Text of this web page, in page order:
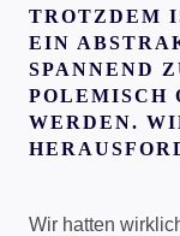
TROTZDEM
EIN
SPANNEND
POLEMISCH
ERDEN. WIE
Wir hatten